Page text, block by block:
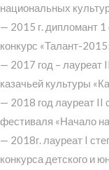
национальных
— 2015 г. дипломант
конкурс «Талант-
— 2017 год – лауреат
казачьей культуры
— 2018 год лауреат II
фестиваля «Начало
— 2018г. лауреат I
конкурса детского и